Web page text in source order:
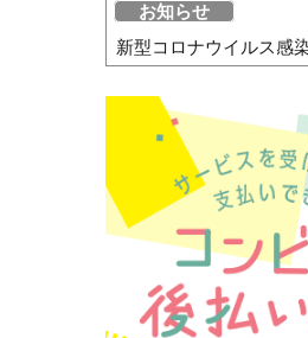
お知らせ
新型コロナウイルス感